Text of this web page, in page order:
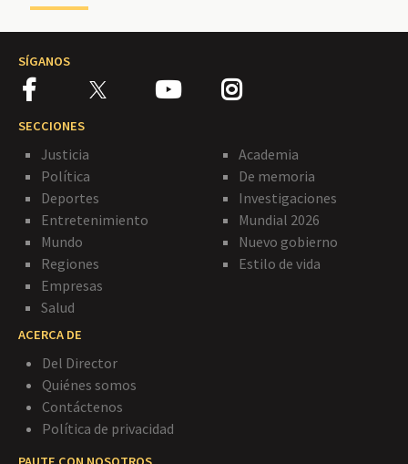
SÍGANOS
SECCIONES
Justicia
Política
Deportes
Entretenimiento
Mundo
Regiones
Empresas
Salud
Academia
De memoria
Investigaciones
Mundial 2026
Nuevo gobierno
Estilo de vida
ACERCA DE
Del Director
Quiénes somos
Contáctenos
Política de privacidad